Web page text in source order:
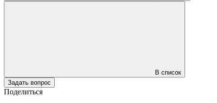
В список
Задать вопрос
Поделиться